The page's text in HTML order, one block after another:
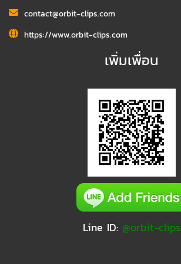
contact@orbit-clips.com
https://www.orbit-clips.com
เพิ่มเพื่อน
Line ID: @orbit-clips